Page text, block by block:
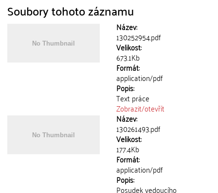
Soubory tohoto záznamu
Název:
130252954.pdf
Velikost:
673.1Kb
Formát:
application/pdf
Popis:
Text práce
Zobrazit/otevřít
Název:
130261493.pdf
Velikost:
177.4Kb
Formát:
application/pdf
Popis:
Posudek vedoucího